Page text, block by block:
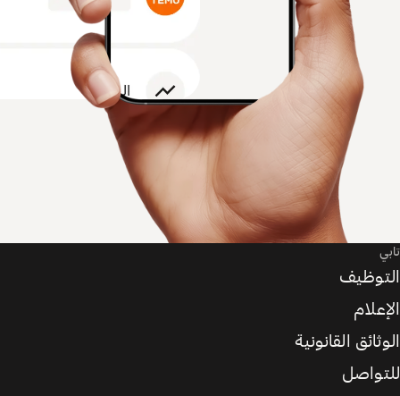
تابي
التوظيف
الإعلام
الوثائق القانونية
للتواصل